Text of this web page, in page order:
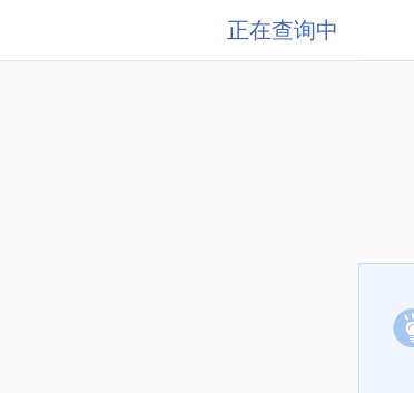
正在查询中